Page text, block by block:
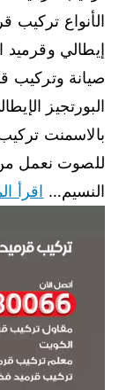
الأنواع تركيب
إيطالي وقرميد
صيانة وتركيب
البورتجيز
بالاسمنت
للصوت نعمل
النسيم… اقرأ